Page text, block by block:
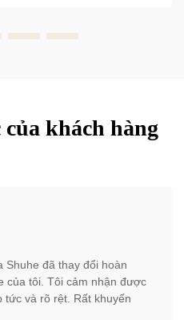
khách hàng
Shuhe đã thay đổi hoàn
của tôi. Tôi cảm nhận được
tức và rõ rệt. Rất khuyến